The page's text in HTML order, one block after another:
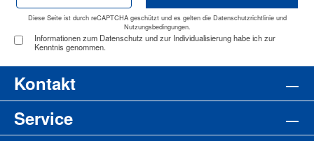
*
Diese Seite ist durch reCAPTCHA geschützt und es gelten die Datenschutzrichtlinieund
Nutzungsbedingungen.
Informationen zum Datenschutz und zur Individualisierung habe ich zur
Kenntnis genommen.
Kontakt
Service